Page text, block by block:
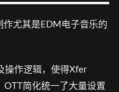
尤其是EDM电子音乐的
操作逻辑，使得Xfer
OTT简化统一了大量设置